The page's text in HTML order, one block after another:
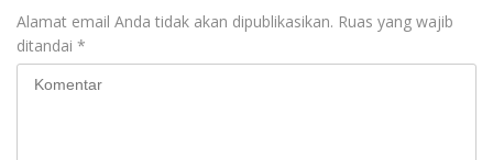
Alamat email Anda tidak akan dipublikasikan. Ruas yang wajib
ditandai *